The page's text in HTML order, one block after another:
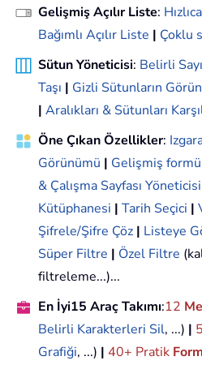
Gelişmiş Açılır Liste:
Bağımlı Açılır Liste | Çoklu
Sütun Yöneticisi: Belirli
Taşı | Gizli Sütunların
| Aralıkları & Sütunları
Öne Çıkan Özellikler:
Görünümü | Gelişmiş
& Çalışma Sayfası Yöneticisi
Kütüphanesi | Tarih Seçici |
Şifrele/Şifre Çöz | Listeye
Süper Filtre | Özel Filtre
filtreleme...)...
En İyi15 Araç Takımı:12
Belirli Karakterleri Sil, ...) |
Grafiği, ...) | 40+ Pratik